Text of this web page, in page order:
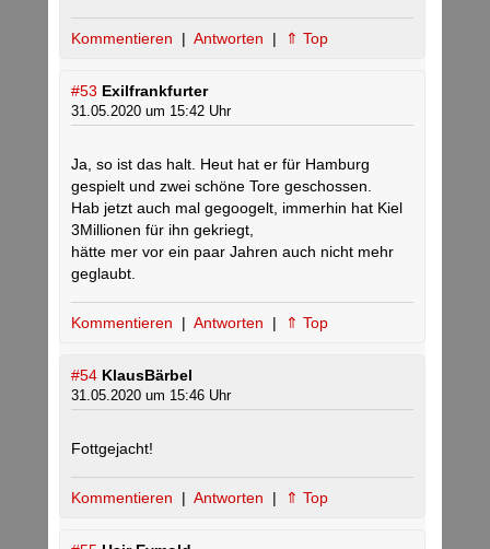
Kommentieren | Antworten | ⇑ Top
#53 Exilfrankfurter
31.05.2020 um 15:42 Uhr
Ja, so ist das halt. Heut hat er für Hamburg
gespielt und zwei schöne Tore geschossen.
Hab jetzt auch mal gegoogelt, immerhin hat Kiel
3Millionen für ihn gekriegt,
hätte mer vor ein paar Jahren auch nicht mehr
geglaubt.
Kommentieren | Antworten | ⇑ Top
#54 KlausBärbel
31.05.2020 um 15:46 Uhr
Fottgejacht!
Kommentieren | Antworten | ⇑ Top